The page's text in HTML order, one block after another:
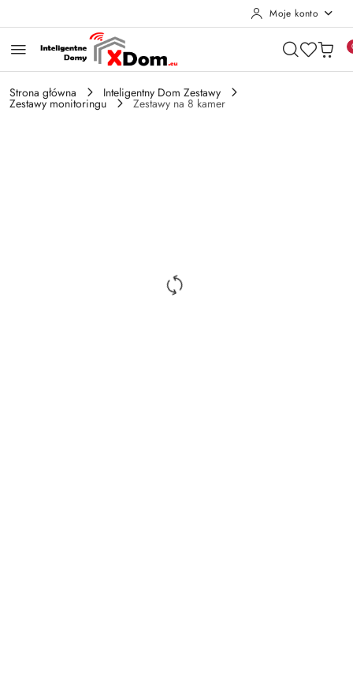
Moje konto
Strona główna Inteligentny Dom Zestawy
Zestawy monitoringu Zestawy na 8 kamer